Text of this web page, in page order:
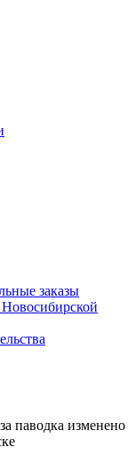
заказы
паводка изменено